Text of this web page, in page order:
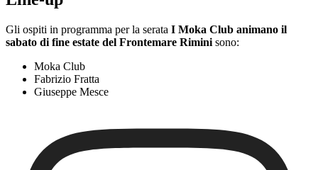
Gli ospiti in programma per la serata I Moka Club animano il
sabato di fine estate del Frontemare Rimini sono:
Moka Club
Fabrizio Fratta
Giuseppe Mesce